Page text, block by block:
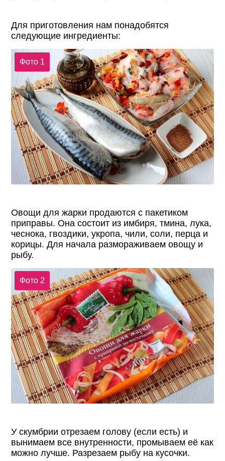
Для приготовления нам понадобятся
следующие ингредиенты:
Фото 1
Овощи для жарки продаются с пакетиком
приправы. Она состоит из имбиря, тмина, лука,
чеснока, гвоздики, укропа, чили, соли, перца и
корицы. Для начала размораживаем овощу и
рыбу.
Фото 2
У скумбрии отрезаем голову (если есть) и
вынимаем все внутренности, промываем её как
можно лучше. Разрезаем рыбу на кусочки.